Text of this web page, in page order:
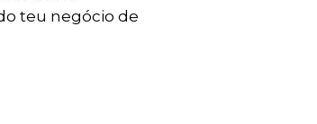
teu negócio de